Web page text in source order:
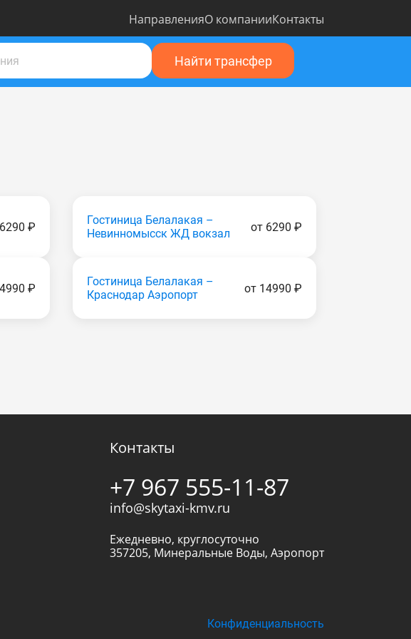
НаправленияО компанииКонтакты
Найти трансфер
₽
Гостиница Белалакая –
Невинномысск ЖД вокзал
от 6290 ₽
₽
Гостиница Белалакая –
Краснодар Аэропорт
от 14990 ₽
Контакты
+7 967 555-11-87
info@skytaxi-kmv.ru
Ежедневно, круглосуточно
357205, Минеральные Воды, Аэропорт
Конфиденциальность